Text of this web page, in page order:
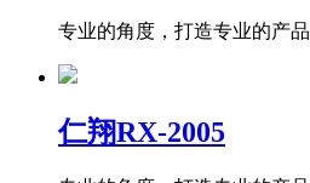
专业的角度，打造专业的产品
仁翔RX-2005